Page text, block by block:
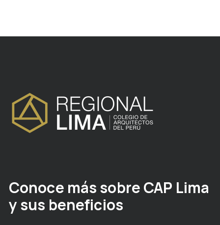
Conoce más sobre CAP Lima
y sus beneficios